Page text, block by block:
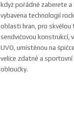
když pořádně zaberete
vybavena technologií
oblasti hran, pro skvělou
sendvičovou konstrukcí,
UVO, umístěnou na
velice zdatné a
obloučky.